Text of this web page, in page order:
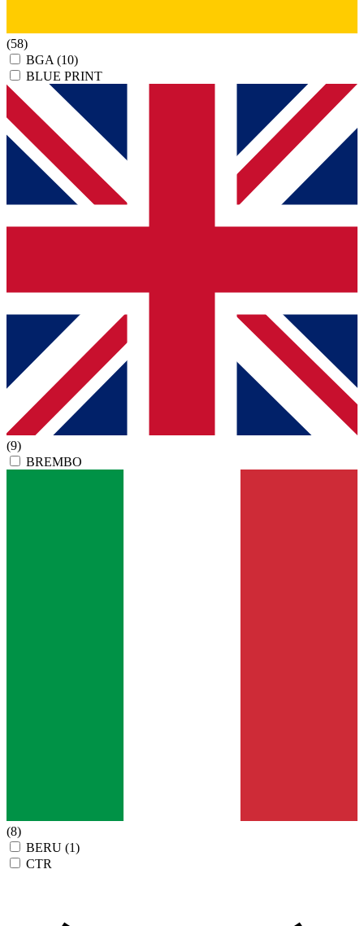
(58)
BGA(10)
BLUE PRINT
(9)
BREMBO
(8)
BERU (1)
CTR